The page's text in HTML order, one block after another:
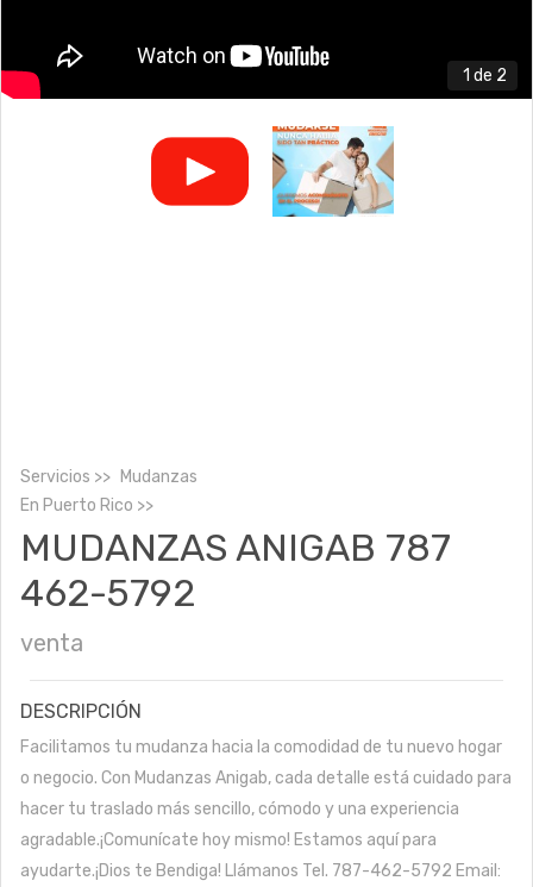
1 de 2
Servicios
Mudanzas
En Puerto Rico
MUDANZAS ANIGAB 787
462-5792
venta
DESCRIPCIÓN
Facilitamos tu mudanza hacia la comodidad de tu nuevo hogar
o negocio. Con Mudanzas Anigab, cada detalle está cuidado para
hacer tu traslado más sencillo, cómodo y una experiencia
agradable.¡Comunícate hoy mismo! Estamos aquí para
ayudarte.¡Dios te Bendiga! Llámanos Tel. 787-462-5792 Email: